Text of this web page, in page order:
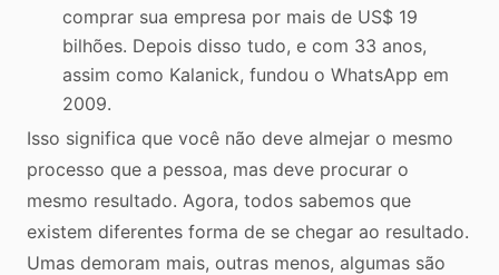
comprar sua empresa por mais de US$ 19
bilhões. Depois disso tudo, e com 33 anos,
assim como Kalanick, fundou o WhatsApp em
2009.
Isso significa que você não deve almejar o mesmo
processo que a pessoa, mas deve procurar o
mesmo resultado. Agora, todos sabemos que
existem diferentes forma de se chegar ao resultado.
Umas demoram mais, outras menos, algumas são